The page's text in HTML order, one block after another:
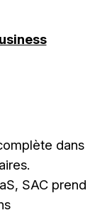
dans
SAC prend